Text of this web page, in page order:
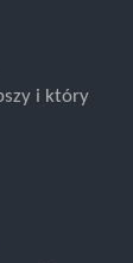
i który